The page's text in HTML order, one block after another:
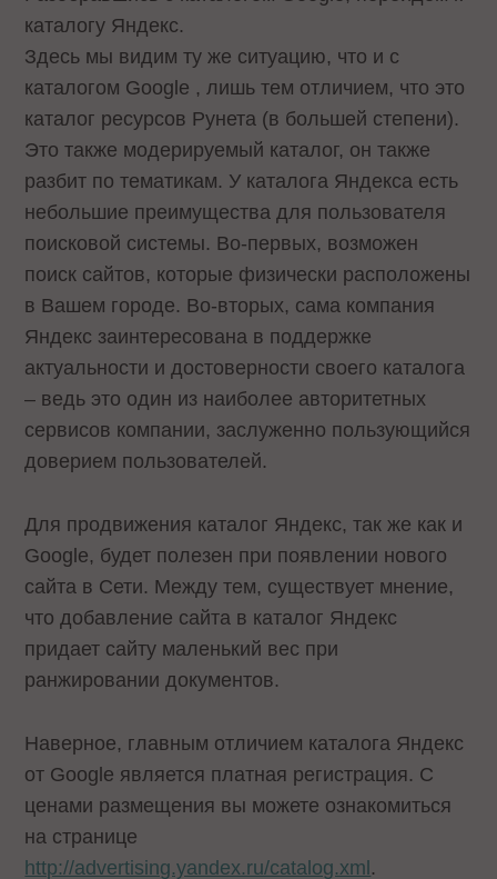
каталогу Яндекс.
Здесь мы видим ту же ситуацию, что и с
каталогом Google , лишь тем отличием, что это
каталог ресурсов Рунета (в большей степени).
Это также модерируемый каталог, он также
разбит по тематикам. У каталога Яндекса есть
небольшие преимущества для пользователя
поисковой системы. Во-первых, возможен
поиск сайтов, которые физически расположены
в Вашем городе. Во-вторых, сама компания
Яндекс заинтересована в поддержке
актуальности и достоверности своего каталога
– ведь это один из наиболее авторитетных
сервисов компании, заслуженно пользующийся
доверием пользователей.
Для продвижения каталог Яндекс, так же как и
Google, будет полезен при появлении нового
сайта в Сети. Между тем, существует мнение,
что добавление сайта в каталог Яндекс
придает сайту маленький вес при
ранжировании документов.
Наверное, главным отличием каталога Яндекс
от Google является платная регистрация. С
ценами размещения вы можете ознакомиться
на странице
http://advertising.yandex.ru/catalog.xml.